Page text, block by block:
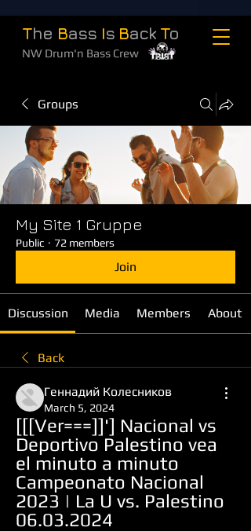
The Bass Is Back To
NW Drum'n Bass Crew
Groups
My Site 1 Gruppe
Public · 72 members
Join
Discussion Media Members About
Back
Геннадий Колесников
March 5, 2024
[[[Ver===]]'] Nacional vs
Deportivo Palestino vea
el minuto a minuto
Campeonato Nacional
2023 | La U vs. Palestino
06.03.2024